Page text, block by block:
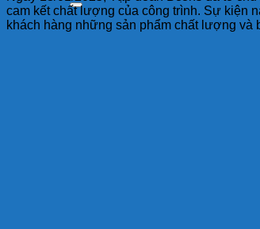
cam kết chất lượng của công trình. Sự kiện
khách hàng những sản phẩm chất lượng và